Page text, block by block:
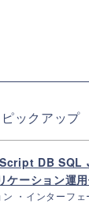
ピックアップ
DB SQL
ケーション運
ン ・インターフ